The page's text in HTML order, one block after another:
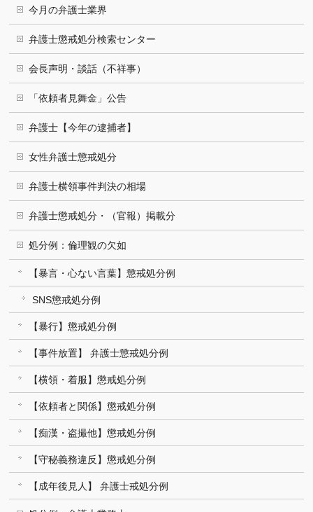
今月の弁護士業界
弁護士懲戒処分検索センター
会長声明・談話（不祥事）
「依頼者見舞金」公告
弁護士【今年の逮捕者】
女性弁護士懲戒処分
弁護士横領事件判決の相場
弁護士懲戒処分・（官報）掲載分
処分例：倫理観の欠如
【暴言・心ない言葉】懲戒処分例
SNS懲戒処分例
【暴行】懲戒処分例
【事件放置】 弁護士懲戒処分例
【横領・着服】懲戒処分例
【依頼者と関係】懲戒処分例
【痴漢・盗撮他】懲戒処分例
【守秘義務違反】懲戒処分例
【成年後見人】 弁護士戒処分例